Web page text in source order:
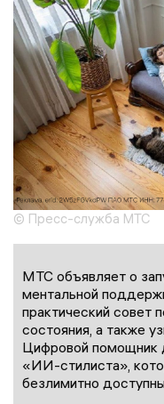
© Пресс-служба МТС
МТС объявляет о
ментальной
практический совет
состояния, а также
Цифровой помощник
«ИИ-стилиста»,
безлимитно